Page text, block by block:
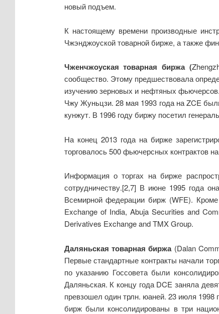
новый подъем.
К настоящему времени производные
Чжэнджоуской товарной бирже, а также
Чженчжоуская товарная биржа (
сообщество. Этому предшествовала
изучению зерновых и нефтяных
Чжу Жуньцзи. 28 мая 1993 года на ZCE
кунжут. В 1996 году биржу посетил
На конец 2013 года на бирже
торговалось 500 фьючерсных контрактов
Информация о торгах на бирже
сотрудничеству.[2,7] В июне 1995 года
Всемирной федерации бирж (WFE).
Exchange of India, Abuja Securities and
Derivatives Exchange and TMX Group.
Даляньская товарная биржа(Dalan
Первые стандартные контракты начали
по указанию Госсовета были
Даляньская. К концу года DCE заняла
превзошел один трлн. юаней. 23 июля 1998
бирж были консолидированы в три